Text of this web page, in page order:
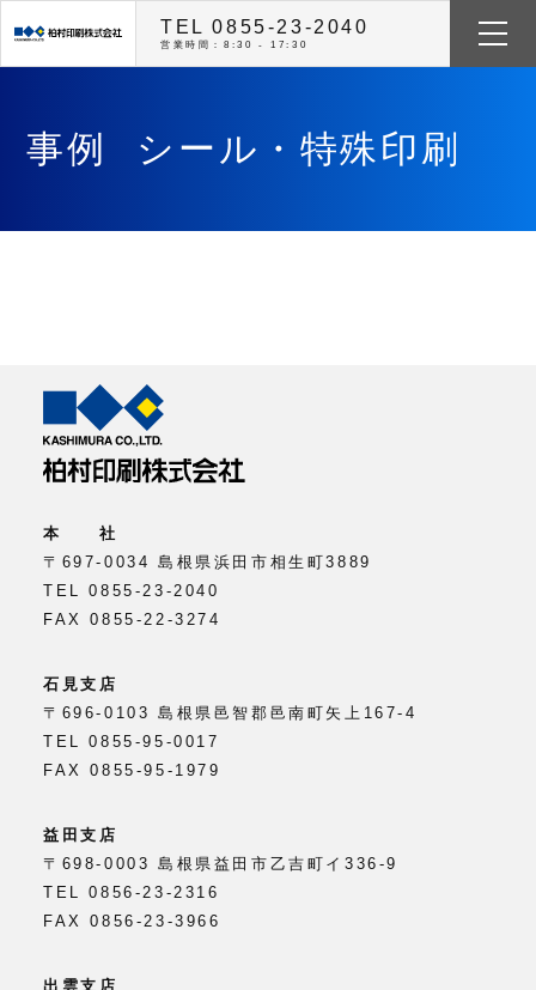
TEL 0855-23-2040
営業時間：8:30 - 17:30
事例 シール・特殊印刷
本 社
〒697-0034 島根県浜田市相生町3889
TEL 0855-23-2040
FAX 0855-22-3274
石見支店
〒696-0103 島根県邑智郡邑南町矢上167-4
TEL 0855-95-0017
FAX 0855-95-1979
益田支店
〒698-0003 島根県益田市乙吉町イ336-9
TEL 0856-23-2316
FAX 0856-23-3966
出雲支店